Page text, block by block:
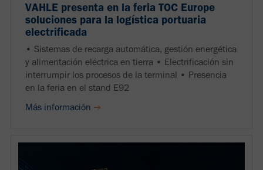
VAHLE presenta en la feria TOC Europe
soluciones para la logística portuaria
electrificada
• Sistemas de recarga automática, gestión energética
y alimentación eléctrica en tierra • Electrificación sin
interrumpir los procesos de la terminal • Presencia
en la feria en el stand E92
Más información